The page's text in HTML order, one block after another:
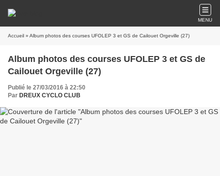
MENU
Accueil » Album photos des courses UFOLEP 3 et GS de Cailouet Orgeville (27)
Album photos des courses UFOLEP 3 et GS de
Cailouet Orgeville (27)
Publié le 27/03/2016 à 22:50
Par DREUX CYCLO CLUB